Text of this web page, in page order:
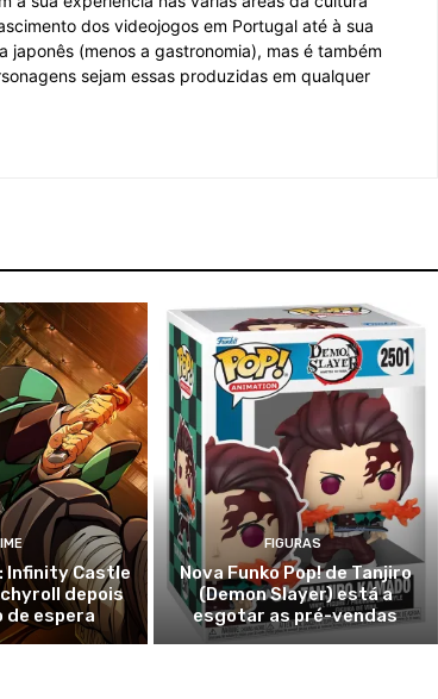
dos videojogos em Portugal até à sua
japonês (menos a gastronomia), mas é também
sejam essas produzidas em qualquer
Infinity Castle
depois
de espera
FIGURAS
Nova Funko Pop! de Tanjiro
(Demon Slayer) está a
esgotar as pré-vendas